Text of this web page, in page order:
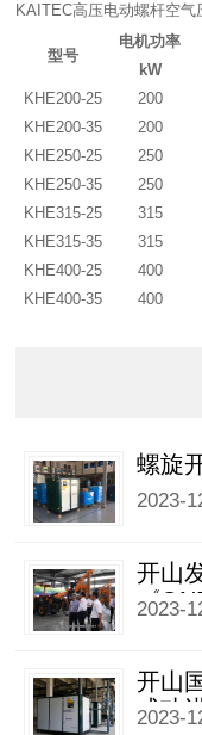
KAITEC高压电动螺杆空气
型号
电机功率
kW
KHE200-25 200
KHE200-35
200
KHE250-25
250
KHE250-35
250
KHE315-25
315
KHE315-35
315
KHE400-25
400
KHE400-35
400
螺旋
2023-
开山
《
2023-
开山
成功
2023-